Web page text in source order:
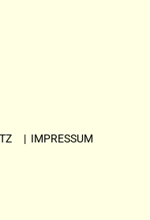
| IMPRESSUM